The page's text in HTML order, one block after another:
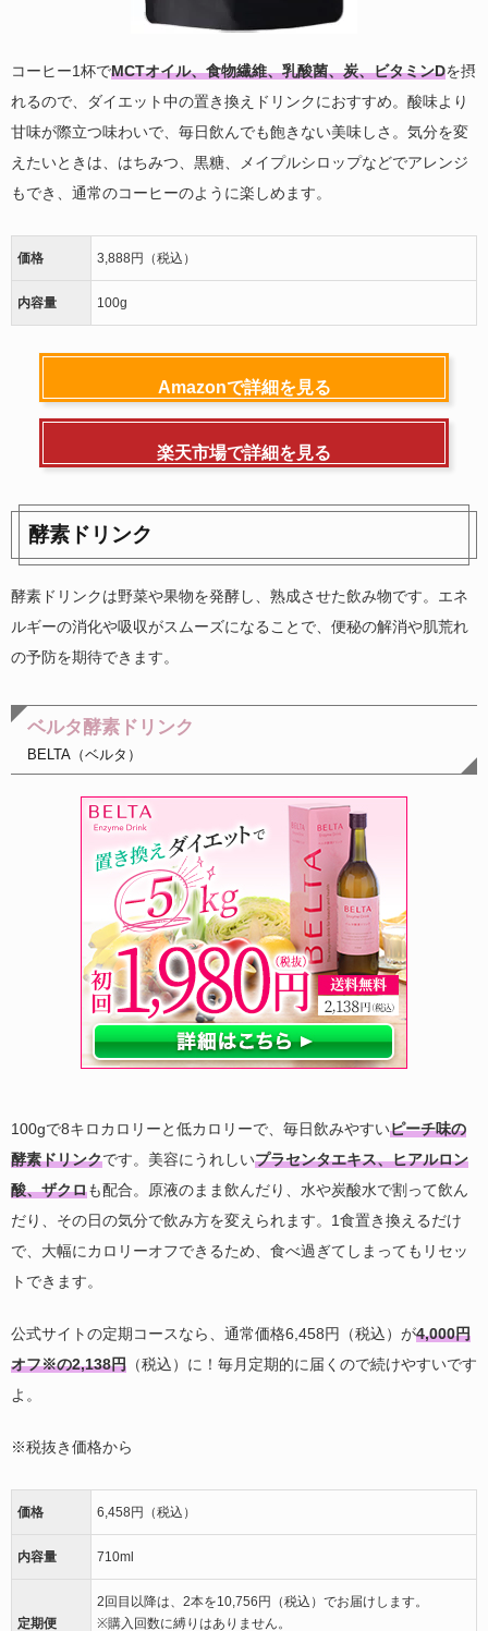
コーヒー1杯でMCTオイル、食物繊維、乳酸菌、炭、ビタミンDを摂
れるので、ダイエット中の置き換えドリンクにおすすめ。酸味より
甘味が際立つ味わいで、毎日飲んでも飽きない美味しさ。気分を変
えたいときは、はちみつ、黒糖、メイプルシロップなどでアレンジ
もでき、通常のコーヒーのように楽しめます。
価格 3,888円（税込）
内容量 100g
Amazonで詳細を見る
楽天市場で詳細を見る
酵素ドリンク
酵素ドリンクは野菜や果物を発酵し、熟成させた飲み物です。エネ
ルギーの消化や吸収がスムーズになることで、便秘の解消や肌荒れ
の予防を期待できます。
ベルタ酵素ドリンク
BELTA（ベルタ）
100gで8キロカロリーと低カロリーで、毎日飲みやすいピーチ味の
酵素ドリンクです。美容にうれしいプラセンタエキス、ヒアルロン
酸、ザクロも配合。原液のまま飲んだり、水や炭酸水で割って飲ん
だり、その日の気分で飲み方を変えられます。1食置き換えるだけ
で、大幅にカロリーオフできるため、食べ過ぎてしまってもリセッ
トできます。
公式サイトの定期コースなら、通常価格6,458円（税込）が4,000円
オフ※の2,138円 （税込）に！毎月定期的に届くので続けやすいです
よ。
※税抜き価格から
価格 6,458円（税込）
内容量 710ml
定期便
2回目以降は、2本を10,756円（税込）でお届けします。
※購入回数に縛りはありません。